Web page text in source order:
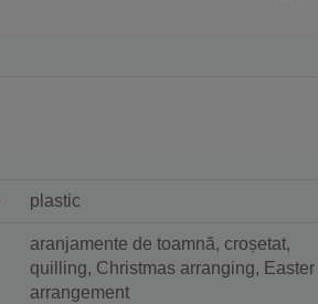
plastic
aranjamente de toamnă, croșetat,
quilling, Christmas arranging, Easter
arrangement